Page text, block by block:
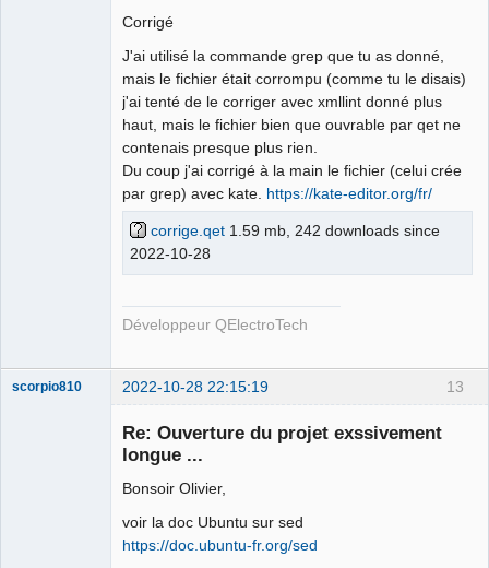
Corrigé
J'ai utilisé la commande grep que tu as donné,
mais le fichier était corrompu (comme tu le disais)
j'ai tenté de le corriger avec xmllint donné plus
haut, mais le fichier bien que ouvrable par qet ne
contenais presque plus rien.
Du coup j'ai corrigé à la main le fichier (celui crée
par grep) avec kate. https://kate-editor.org/fr/
corrige.qet 1.59 mb, 242 downloads since
2022-10-28
Développeur QElectroTech
13
scorpio810 2022-10-28 22:15:19
Re: Ouverture du projet exssivement
longue ...
Bonsoir Olivier,
voir la doc Ubuntu sur sed
https://doc.ubuntu-fr.org/sed